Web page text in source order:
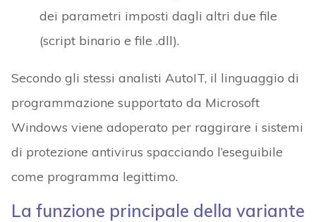
dei parametri imposti dagli altri due file
(script binario e file .dll).
Secondo gli stessi analisti AutoIT, il linguaggio di
programmazione supportato da Microsoft
Windows viene adoperato per raggirare i sistemi
di protezione antivirus spacciando l’eseguibile
come programma legittimo.
La funzione principale della variante